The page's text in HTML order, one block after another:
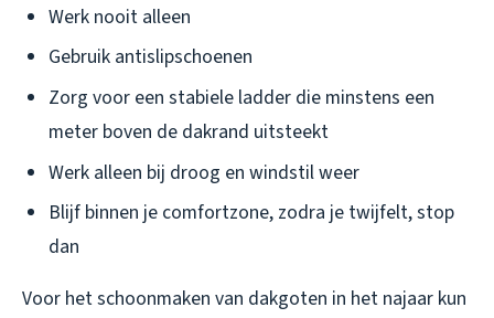
Werk nooit alleen
Gebruik antislipschoenen
Zorg voor een stabiele ladder die minstens een
meter boven de dakrand uitsteekt
Werk alleen bij droog en windstil weer
Blijf binnen je comfortzone, zodra je twijfelt, stop
dan
Voor het schoonmaken van dakgoten in het najaar kun